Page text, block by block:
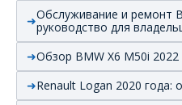
Обслуживание и ремонт
руководство для
Обзор BMW X6 M50i 2022
Renault Logan 2020 года: